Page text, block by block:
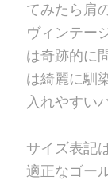
てみたら肩
ヴィンテー
は奇跡的に
は綺麗に馴
入れやすい
サイズ表記
適正なゴー